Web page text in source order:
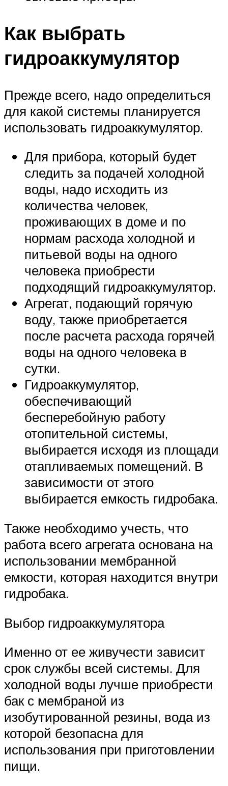
Как выбрать
гидроаккумулятор
Прежде всего, надо определиться
для какой системы планируется
использовать гидроаккумулятор.
Для прибора, который будет
следить за подачей холодной
воды, надо исходить из
количества человек,
проживающих в доме и по
нормам расхода холодной и
питьевой воды на одного
человека приобрести
подходящий гидроаккумулятор.
Агрегат, подающий горячую
воду, также приобретается
после расчета расхода горячей
воды на одного человека в
сутки.
Гидроаккумулятор,
обеспечивающий
бесперебойную работу
отопительной системы,
выбирается исходя из площади
отапливаемых помещений. В
зависимости от этого
выбирается емкость гидробака.
Также необходимо учесть, что
работа всего агрегата основана на
использовании мембранной
емкости, которая находится внутри
гидробака.
Выбор гидроаккумулятора
Именно от ее живучести зависит
срок службы всей системы. Для
холодной воды лучше приобрести
бак с мембраной из
изобутированной резины, вода из
которой безопасна для
использования при приготовлении
пищи.